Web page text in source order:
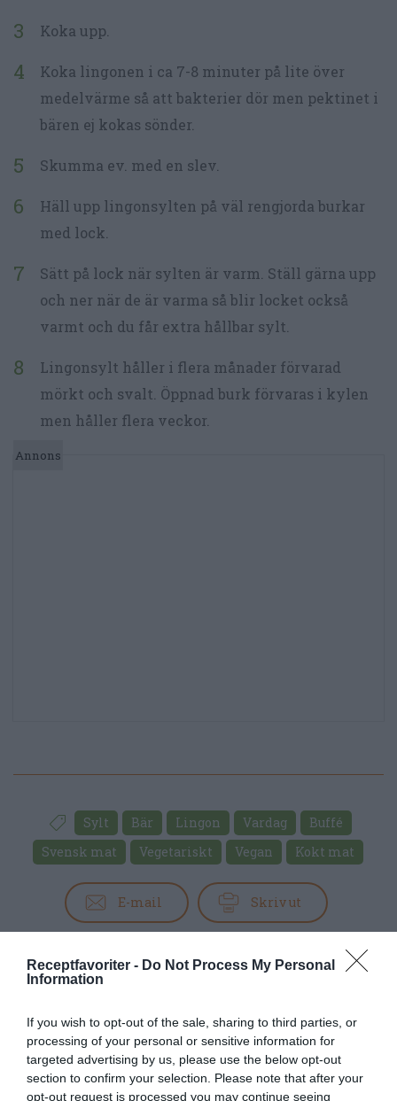
Receptfavoriter - Do Not Process My Personal
Information
If you wish to opt-out of the sale, sharing to third parties, or
processing of your personal or sensitive information for
targeted advertising by us, please use the below opt-out
section to confirm your selection. Please note that after your
opt-out request is processed you may continue seeing
Koka upp.
Koka lingonen i ca 7-8 minuter på lite över
medelvärme så att bakterier dör men pektinet i
bären ej kokas sönder.
Skumma ev. med en slev.
Häll upp lingonsylten på väl rengjorda burkar
med lock.
Sätt på lock när sylten är varm. Ställ gärna upp
och ner när de är varma så blir locket också
varmt och du får extra hållbar sylt.
Lingonsylt håller i flera månader förvarad
mörkt och svalt. Öppnad burk förvaras i kylen
men håller flera veckor.
Sylt Bär Lingon Vardag
Buffé
Svensk mat
Vegetariskt Vegan Kokt mat
E-mail Skriv ut
30 kcal
Publicerat:2006-09-21,Uppdaterat:2024-11-30